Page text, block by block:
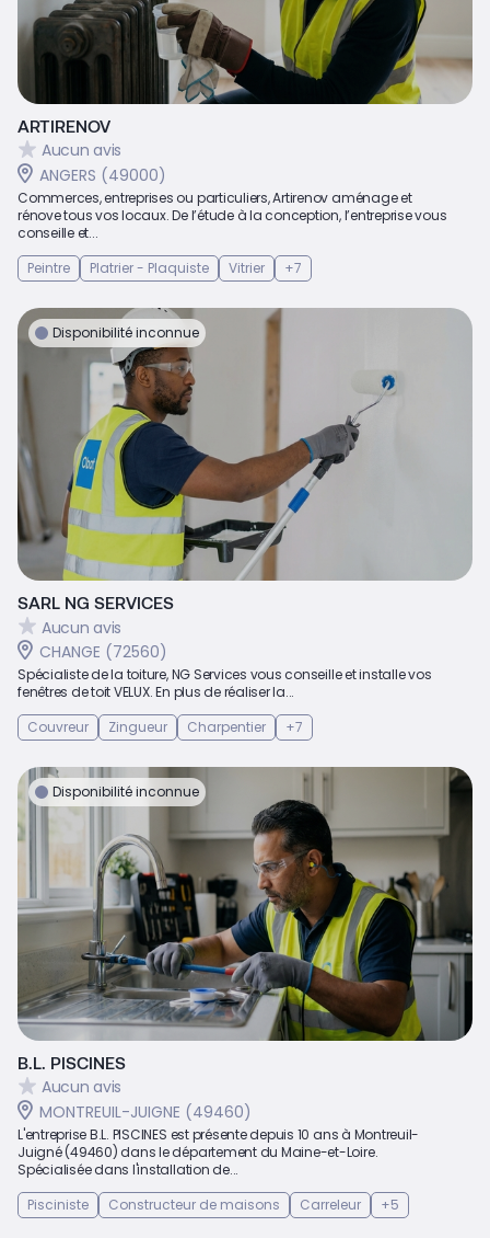
ARTIRENOV
Aucun avis
ANGERS (49000)
Commerces, entreprises ou particuliers, Artirenov aménage et
rénove tous vos locaux. De l’étude à la conception, l’entreprise vous
conseille et...
Peintre
Platrier - Plaquiste Vitrier +7
Disponibilité inconnue
SARL NG SERVICES
Aucun avis
CHANGE (72560)
Spécialiste de la toiture, NG Services vous conseille et installe vos
fenêtres de toit VELUX. En plus de réaliser la...
Couvreur
Zingueur Charpentier +7
Disponibilité inconnue
B.L. PISCINES
Aucun avis
MONTREUIL-JUIGNE (49460)
L'entreprise B.L. PISCINES est présente depuis 10 ans à Montreuil-
Juigné (49460) dans le département du Maine-et-Loire.
Spécialisée dans l'installation de...
Pisciniste
Constructeur de maisons Carreleur +5